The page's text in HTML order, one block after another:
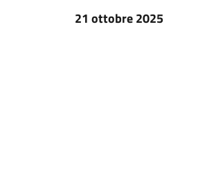
21 ottobre 2025